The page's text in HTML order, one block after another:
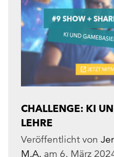
CHALLENGE: KI
LEHRE
Veröffentlicht von
M.A. am 6. März